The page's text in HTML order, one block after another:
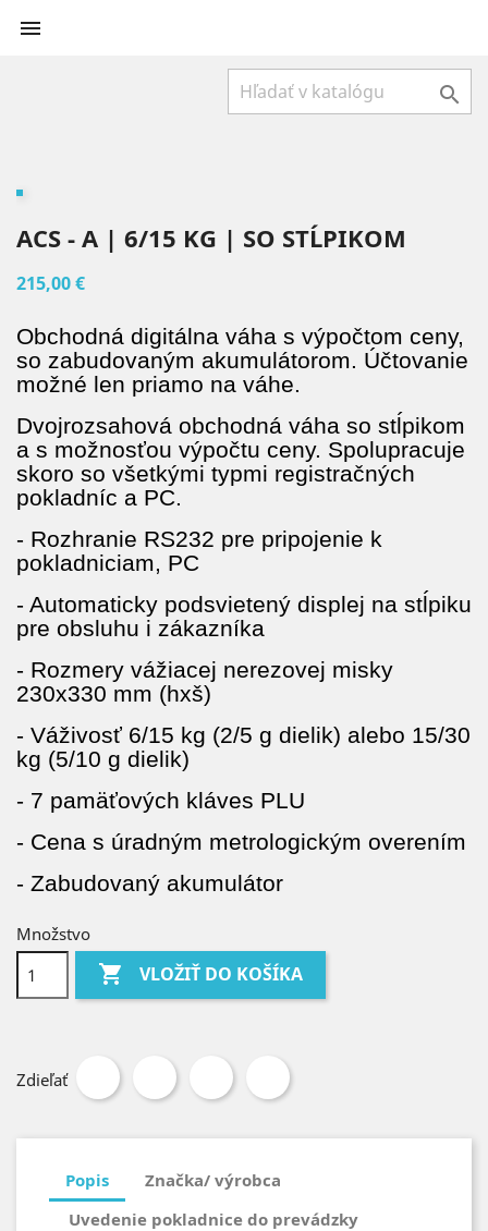


ACS - A | 6/15 KG | SO STĹPIKOM
215,00 €
Obchodná digitálna váha s výpočtom ceny,
so zabudovaným akumulátorom. Účtovanie
možné len priamo na váhe.
Dvojrozsahová obchodná váha so stĺpikom
a s možnosťou výpočtu ceny. Spolupracuje
skoro so všetkými typmi registračných
pokladníc a PC.
- Rozhranie RS232 pre pripojenie k
pokladniciam, PC
- Automaticky podsvietený displej na stĺpiku
pre obsluhu i zákazníka
- Rozmery vážiacej nerezovej misky
230x330 mm (hxš)
- Váživosť 6/15 kg (2/5 g dielik) alebo 15/30
kg (5/10 g dielik)
- 7 pamäťových kláves PLU
- Cena s úradným metrologickým overením
- Zabudovaný akumulátor
Množstvo
 VLOŽIŤ DO KOŠÍKA
Zdieľať
Popis
Značka/ výrobca
Uvedenie pokladnice do prevádzky